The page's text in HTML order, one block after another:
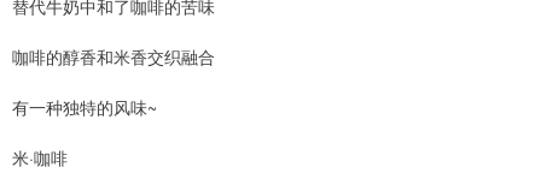
替代牛奶中和了咖啡的苦味
咖啡的醇香和米香交织融合
有一种独特的风味~
米·咖啡